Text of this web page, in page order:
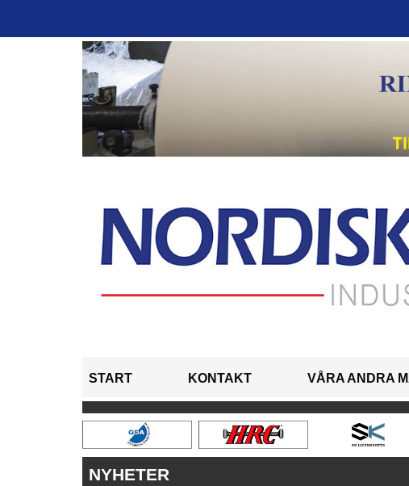
START KONTAKT VÅRA ANDRA
NYHETER